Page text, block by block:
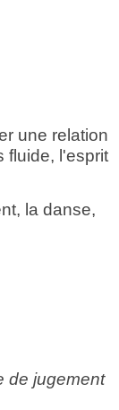
une relation
fluide, l'esprit
la danse,
de jugement